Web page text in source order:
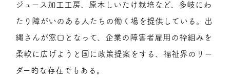
ジュース加工工房、原木しいたけ栽培など、多岐にわ
たり障がいのある人たちの働く場を提供している。出
縄さんが窓口となって、企業の障害者雇用の枠組みを
柔軟に広げようと国に政策提案をする、福祉界のリー
ダー的な存在でもある。